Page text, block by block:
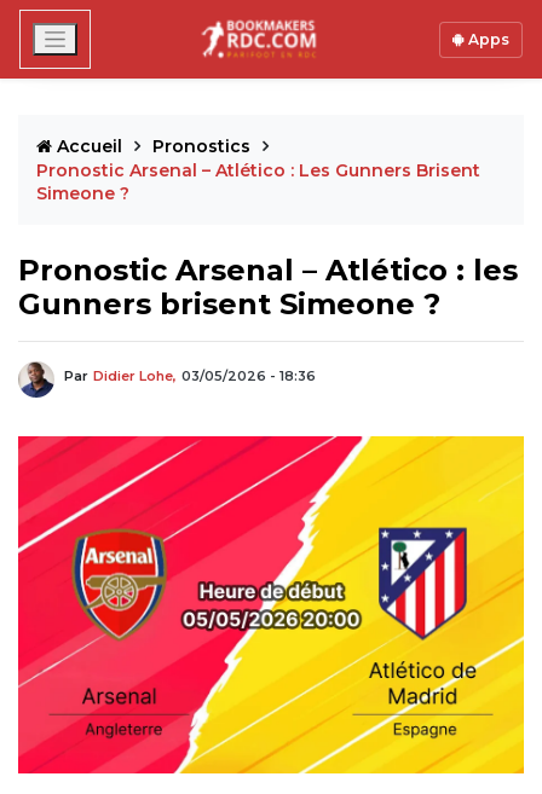
Apps
Accueil
Pronostics
Pronostic Arsenal – Atlético : Les Gunners Brisent
Simeone ?
Pronostic Arsenal – Atlético : les
Gunners brisent Simeone ?
Par Didier Lohe, 03/05/2026 - 18:36